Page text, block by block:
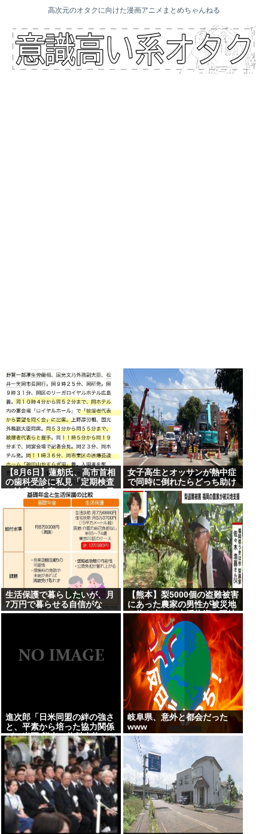
高次元のオタクに向けた漫画アニメまとめちゃんねる
【8月6日】蓮舫氏、高市首相
の歯科受診に私見「定期検査
と治療は大事ですが…この日
を避けて行くべきお立場で
は」
女子高生とオッサンが熱中症
で同時に倒れたらどっち助け
る？
生活保護で暮らしたいが、月
7万円で暮らせる自信がな
い…
【熊本】梨5000個の盗難被害
にあった農家の男性が被災地
で炊き出しや支援物資、現地
で目にした”助け合いの輪”
進次郎「日米同盟の絆の強さ
と、平素から培った協力関係
が」米軍 熊本に飲料水約16
トン支援
岐阜県、意外と都会だった
www